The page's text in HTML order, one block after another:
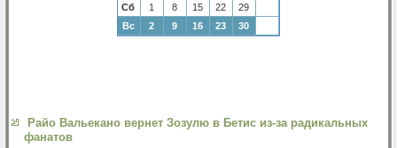
Сб
1 8 15 22
29
Вс
2 9 16 23 30
Райо Вальекано вернет Зозулю в Бетис из-за радикальных
фанатов